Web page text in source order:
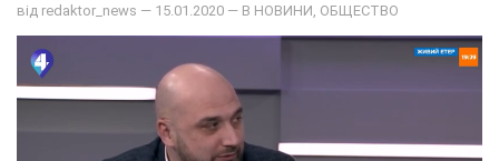
від redaktor_news — 15.01.2020 — В НОВИНИ ОБЩЕСТВО